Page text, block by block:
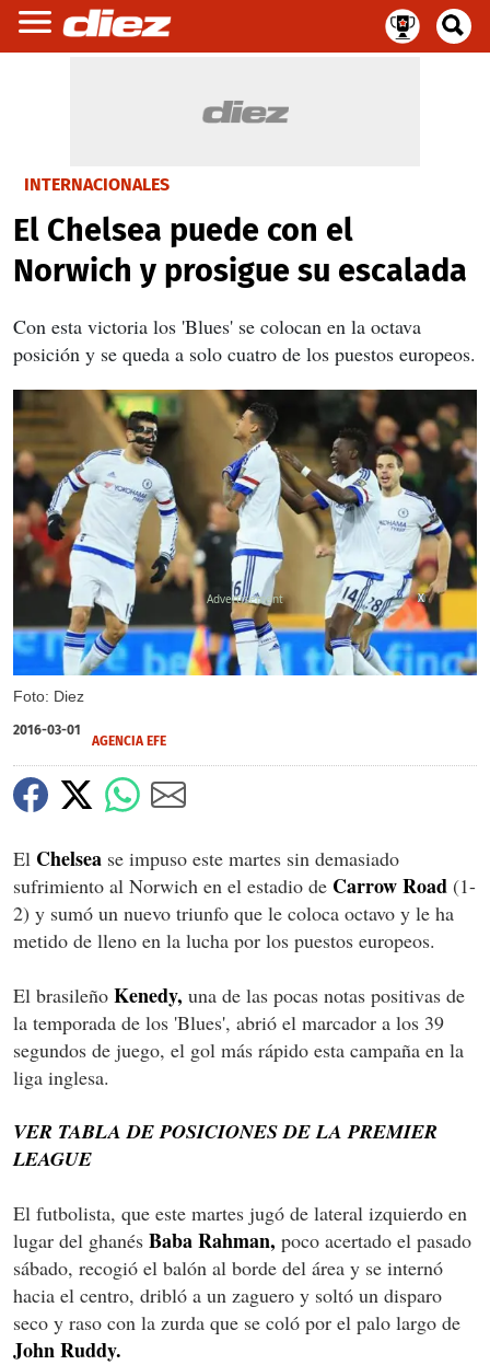
INTERNACIONALES
El Chelsea puede con el
Norwich y prosigue su escalada
Con esta victoria los 'Blues' se colocan en la octava
posición y se queda a solo cuatro de los puestos europeos.
Foto: Diez
X
2016-03-01
AGENCIA EFE
El Chelsea se impuso este martes sin demasiado
sufrimiento al Norwich en el estadio de Carrow Road (1-
2) y sumó un nuevo triunfo que le coloca octavo y le ha
metido de lleno en la lucha por los puestos europeos.
El brasileño Kenedy, una de las pocas notas positivas de
la temporada de los 'Blues', abrió el marcador a los 39
segundos de juego, el gol más rápido esta campaña en la
liga inglesa.
VER TABLA DE POSICIONES DE LA PREMIER
LEAGUE
El futbolista, que este martes jugó de lateral izquierdo en
lugar del ghanés Baba Rahman, poco acertado el pasado
sábado, recogió el balón al borde del área y se internó
hacia el centro, dribló a un zaguero y soltó un disparo
seco y raso con la zurda que se coló por el palo largo de
John Ruddy.